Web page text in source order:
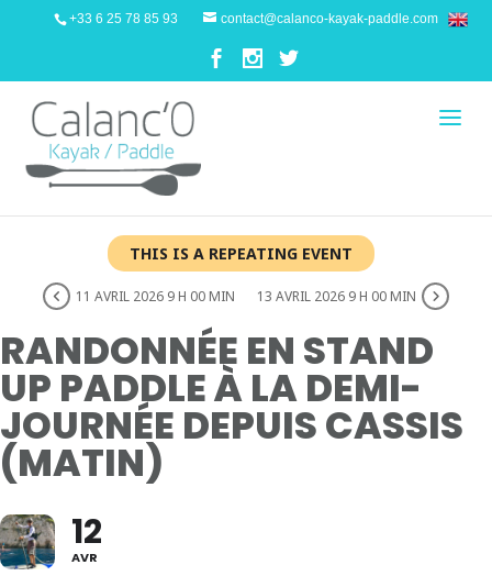
+33 6 25 78 85 93 contact@calanco-kayak-paddle.com
THIS IS A REPEATING EVENT
11 AVRIL 2026 9 H 00 MIN 13 AVRIL 2026 9 H 00 MIN
RANDONNÉE EN STAND
UP PADDLE À LA DEMI-
JOURNÉE DEPUIS CASSIS
(MATIN)
12
AVR